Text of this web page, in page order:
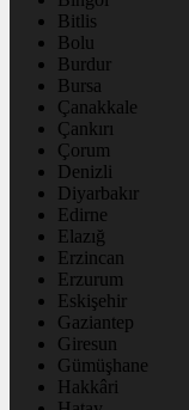
Bitlis
Bolu
Burdur
Bursa
Çanakkale
Çankırı
Çorum
Denizli
Diyarbakır
Edirne
Elazığ
Erzincan
Erzurum
Eskişehir
Gaziantep
Giresun
Gümüşhane
Hakkâri